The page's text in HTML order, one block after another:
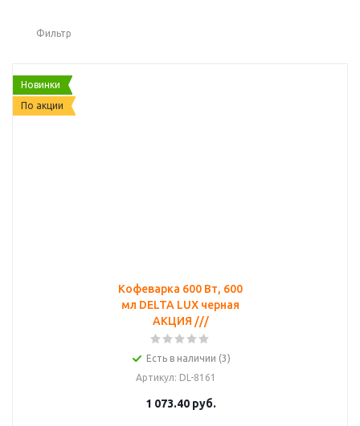
Фильтр
Новинки
По акции
Кофеварка 600 Вт, 600
мл DELTA LUX черная
АКЦИЯ ///
Есть в наличии (3)
Артикул: DL-8161
1 073.40руб.